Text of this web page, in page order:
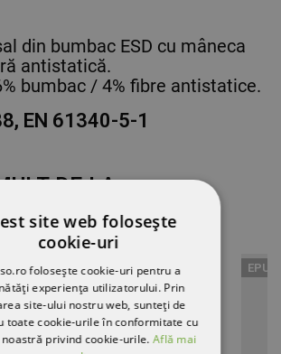
din bumbac ESD cu mâneca
antistatică.
bumbac / 4% fibre antistatice.
EN 61340-5-1
DE LA
site web folosește
cookie-uri
folosește cookie-uri pentru a
experiența utilizatorului. Prin
site-ului nostru web, sunteți de
toate cookie-urile în conformitate cu
noastră privind cookie-urile.Află mai